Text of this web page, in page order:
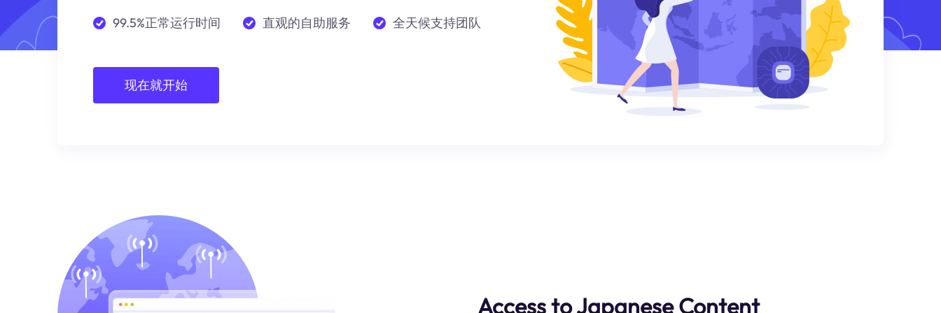
99.5%正常运行时间 直观的自助服务 全天候支持团队
现在就开始
Access to Japanese Content